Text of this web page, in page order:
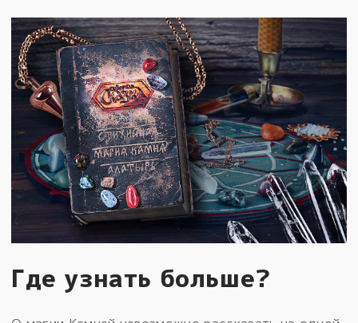
Где узнать больше?